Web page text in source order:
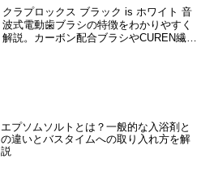
説
クラプロックス ブラック is ホワイト 音
波式電動歯ブラシの特徴をわかりやすく
解説。カーボン配合ブラシやCUREN繊
エプソムソルトとは？一般的な入浴剤と
の違いとバスタイムへの取り入れ方を解
説